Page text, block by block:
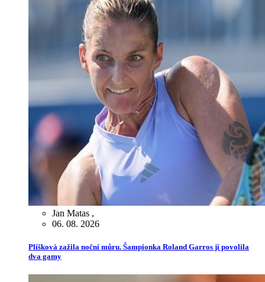
Jan Matas ,
06. 08. 2026
Plíšková zažila noční můru. Šampionka Roland Garros jí povolila
dva gamy